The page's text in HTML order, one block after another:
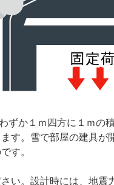
ずか１ｍ四方に１ｍの
す。雪で部屋の建具が
す。
い。設計時には、地震